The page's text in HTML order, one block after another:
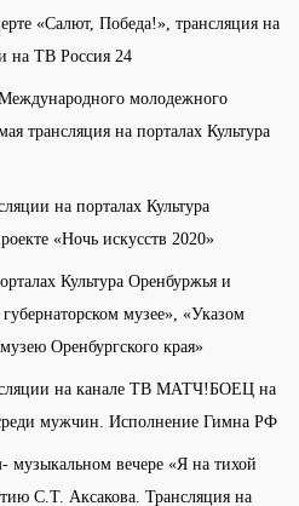
«Салют, Победа!», трансляция на
на ТВ Россия 24
молодежного
трансляция на порталах Культура
на порталах Культура
«Ночь искусств 2020»
Культура Оренбуржья и
музее», «Указом
Оренбургского края»
на канале ТВ МАТЧ!БОЕЦ на
мужчин. Исполнение Гимна РФ
музыкальном вечере «Я на тихой
С.Т. Аксакова. Трансляция на